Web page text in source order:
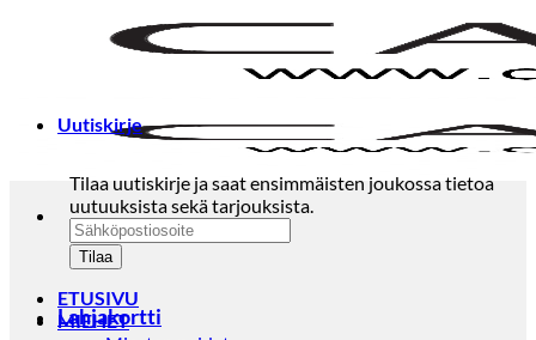
ETUSIVU
MIEHET
Uutiskirje
Tilaa uutiskirje ja saat ensimmäisten joukossa tietoa
uutuuksista sekä tarjouksista.
Lahjakortti